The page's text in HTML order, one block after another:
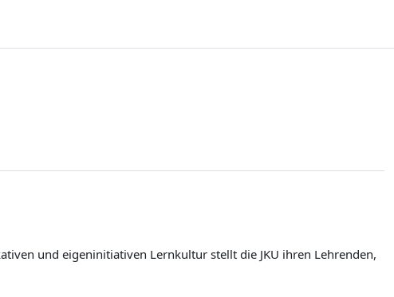
und eigeninitiativen Lernkultur stellt die JKU ihren Lehrenden,